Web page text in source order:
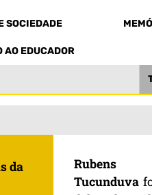
SOCIEDADE
AO EDUCADOR
da
Rubens
Tucunduva